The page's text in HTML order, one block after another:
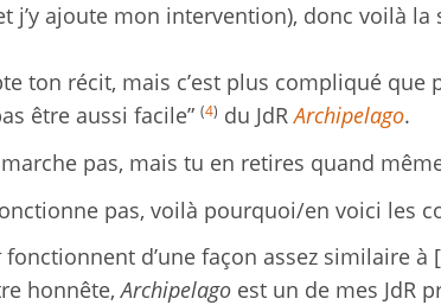
j’y ajoute mon intervention), donc voilà la
ton récit, mais c’est plus compliqué
être aussi facile” (4) du JdRArchipelago.
pas, mais tu en retires quand
pas, voilà pourquoi/en voici les
fonctionnent d’une façon assez similaire à
honnête,Archipelago est un de mes JdR